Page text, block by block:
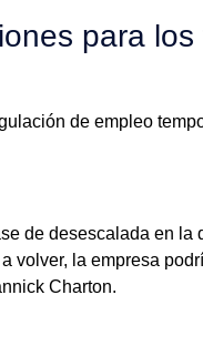
para
de empleo
de desescalada en la
volver, la empresa
Charton.